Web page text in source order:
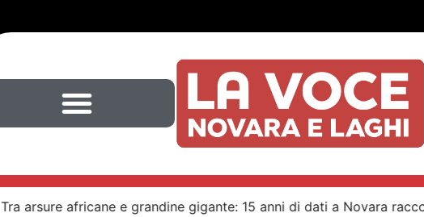
Tra arsure africane e grandine gigante: 15 anni di dati a Novara